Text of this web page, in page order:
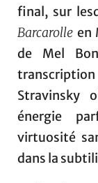
final, sur
Barcarolle en
de Mel
Stravinsky
énergie
virtuosité
dans la